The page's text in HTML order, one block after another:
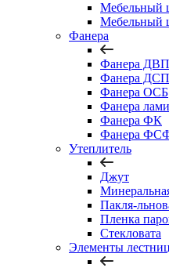
Мебельный
Мебельный
Фанера
Фанера ДВП
Фанера ДСП
Фанера ОСБ
Фанера
Фанера ФК
Фанера
Утеплитель
Джут
Пакля-
Пленка
Стекловата
Элементы лестниц